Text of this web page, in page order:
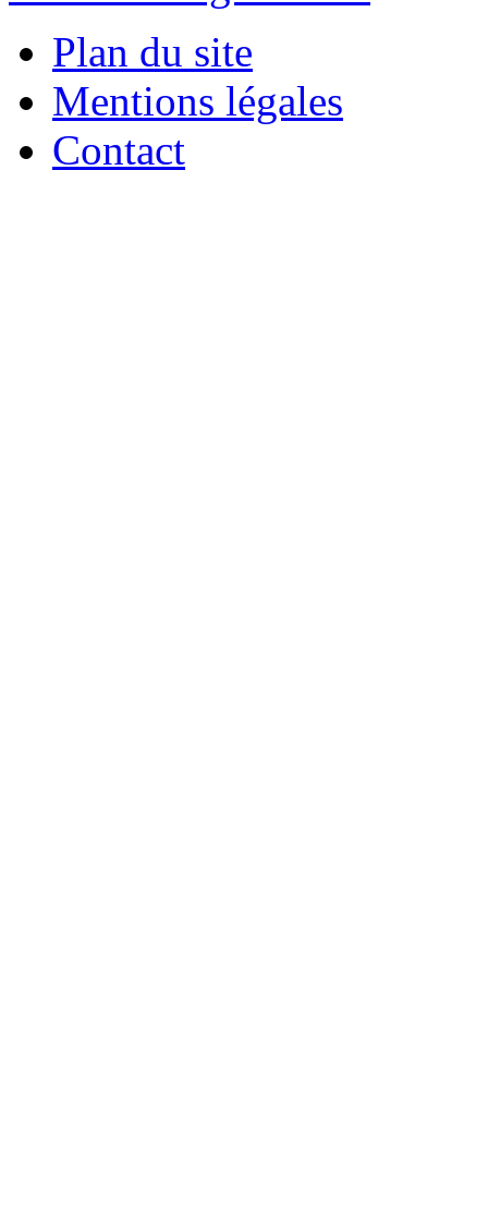
Plan du site
Mentions légales
Contact